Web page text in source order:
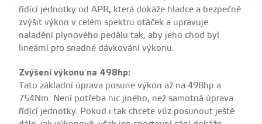
řídící jednotky od APR, která dokáže hladce a bezpečně
zvýšit výkon v celém spektru otáček a upravuje
naladění plynového pedálu tak, aby jeho chod byl
lineární pro snadné dávkování výkonu.
Zvýšení výkonu na 498hp:
Tato základní úprava posune výkon až na 498hp a
754Nm. Není potřeba nic jiného, než samotná úprava
řídící jednotky. Pokud i tak chcete vůz posunout ještě